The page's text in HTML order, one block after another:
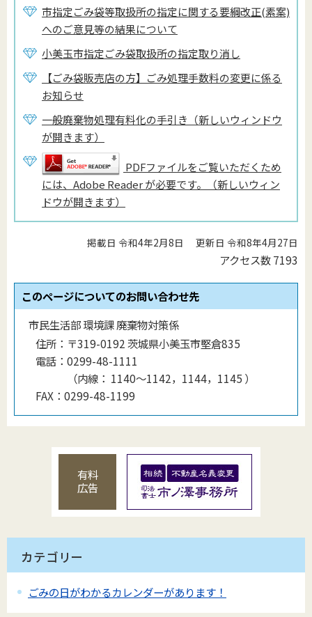
市指定ごみ袋等取扱所の指定に関する要綱改正(素案)
へのご意見等の結果について
小美玉市指定ごみ袋取扱所の指定取り消し
【ごみ袋販売店の方】ごみ処理手数料の変更に係る
お知らせ
一般廃棄物処理有料化の手引き（新しいウィンドウ
が開きます）
PDFファイルをご覧いただくため
には、Adobe Reader が必要です。（新しいウィン
ドウが開きます）
掲載日 令和4年2月8日 更新日 令和8年4月27日
アクセス数7193
このページについてのお問い合わせ先
市民生活部 環境課 廃棄物対策係
住所： 〒319-0192 茨城県小美玉市堅倉835
電話： 0299-48-1111
（内線 ： 1140〜1142，1144，1145 ）
FAX： 0299-48-1199
有料
広告
カテゴリー
ごみの日がわかるカレンダーがあります！